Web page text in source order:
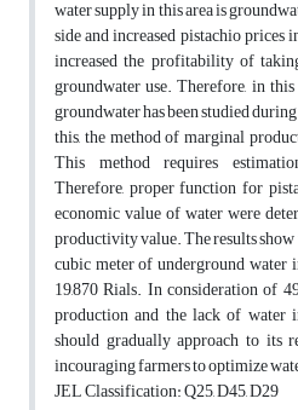
water supply in this area is
side and increased pistachio prices
increased the profitability of
groundwater use. Therefore, in
groundwater has been studied
this, the method of marginal
This method requires
Therefore, proper function for
economic value of water were
productivity value. The results
cubic meter of underground water
19,870 Rials. In consideration of
production and the lack of water
should gradually approach to its
incouraging farmers to optimize
JEL Classification: Q25, D45, D29